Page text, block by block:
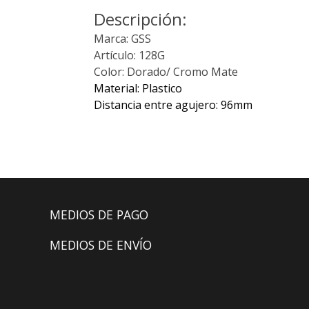
Descripción:
Marca: GSS
Artículo: 128G
Color: Dorado/ Cromo Mate
Material: Plastico
Distancia entre agujero: 96mm
MEDIOS DE PAGO
MEDIOS DE ENVÍO